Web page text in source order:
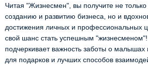
Читая "Жизнесмен", вы получите не
созданию и развитию бизнеса, но и
достижения личных и профессиональных
свой шанс стать успешным "жизнесменом"!
подчеркивает важность заботы о малышах
для подарков и лучших способов